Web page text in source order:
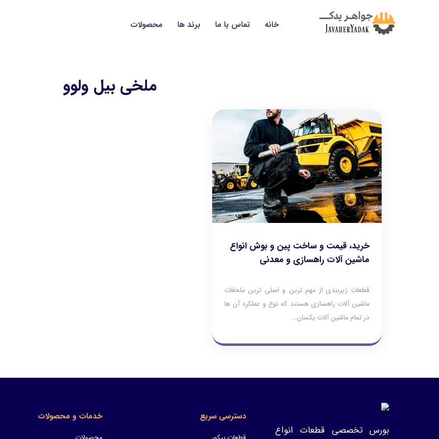
خانه تماس با ما برند ها محصولات
ملخی بیل ولوو
خرید، قیمت و ساخت پین و بوش انواع
ماشین آلات راهسازی و معدنی
قطعات زیربندی از مهم ترین و اصلی ترین ملحقات
ماشین آلات راهسازی هستند که نوع و عملکرد آن ها
در تمام ماشین آلات یکسان...
بورس تخصصی قطعات انواع
دسترسی سریع خدمات و محصولات